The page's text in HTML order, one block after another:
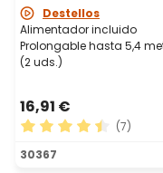
prolongable
Destellos
Alimentador incluido
Prolongable hasta 5,4
(2 uds.)
16,91 €
Calificación
(7)
30367